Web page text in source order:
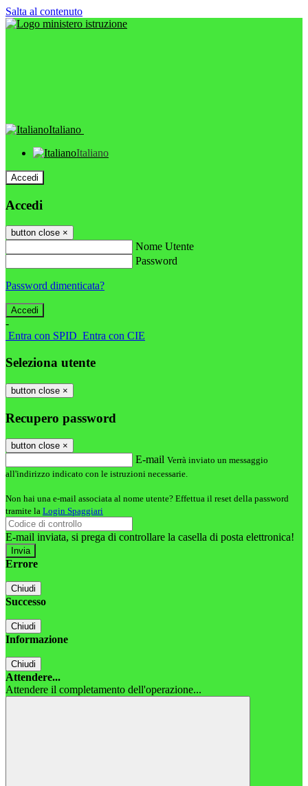
Salta al contenuto
Italiano
Italiano
Accedi
Accedi
button close ×
Nome Utente
Password
Password dimenticata?
-
Entra con SPID Entra con CIE
Seleziona utente
button close ×
Recupero password
button close ×
E-mail Verrà inviato un messaggio
all'indirizzo indicato con le istruzioni necessarie.
Non hai una e-mail associata al nome utente? Effettua il reset della password
tramite la Login Spaggiari
E-mail inviata, si prega di controllare la casella di posta elettronica!
Errore
Chiudi
Successo
Chiudi
Informazione
Chiudi
Attendere...
Attendere il completamento dell'operazione...